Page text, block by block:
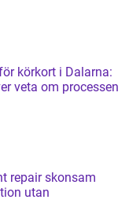
körkort i Dalarna:
veta om processen
skonsam
utan